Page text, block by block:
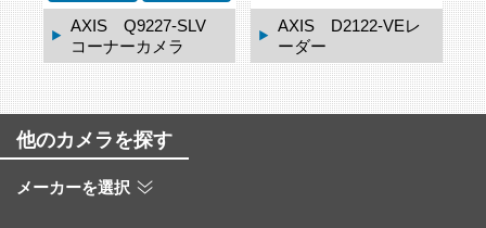
VEレ
AXIS D2123-VEレ
ーダー
AXIS TQ3819-E ウ
ェザーシールド
他のカメラを探す
メーカーを選択